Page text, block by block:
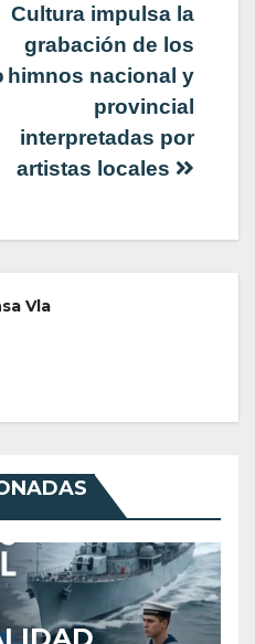
Cultura impulsa la
grabación de los
himnos nacional y
provincial
interpretadas por
artistas locales
Vla